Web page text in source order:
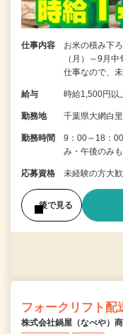
仕事内容
お米の積み下
（月）～9月
仕事なので、
給与 時給1,500円以
勤務地 千葉県大網白
勤務時間
9：00～18：
み・午後のみ
応募資格 未経験の方大歓
後で見る
フォークリフト配
株式会社鍋屋（なべや）